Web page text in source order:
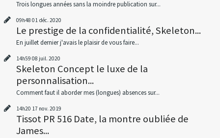
Trois longues années sans la moindre publication sur...
09h48 01 déc. 2020
Le prestige de la confidentialité, Skeleton...
En juillet dernier j'avais le plaisir de vous faire...
14h59 08 juil. 2020
Skeleton Concept le luxe de la
personnalisation...
Comment faut il aborder mes (longues) absences sur...
14h20 17 nov. 2019
Tissot PR 516 Date, la montre oubliée de
James...